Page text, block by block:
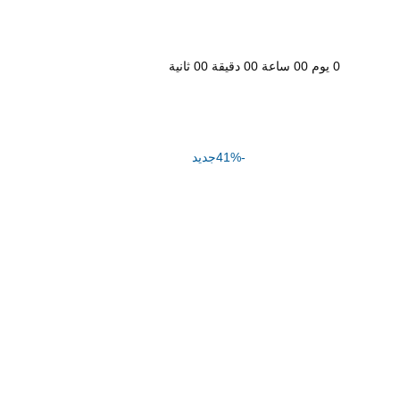
0 يوم 00 ساعة 00 دقيقة 00 ثانية
-41% جديد